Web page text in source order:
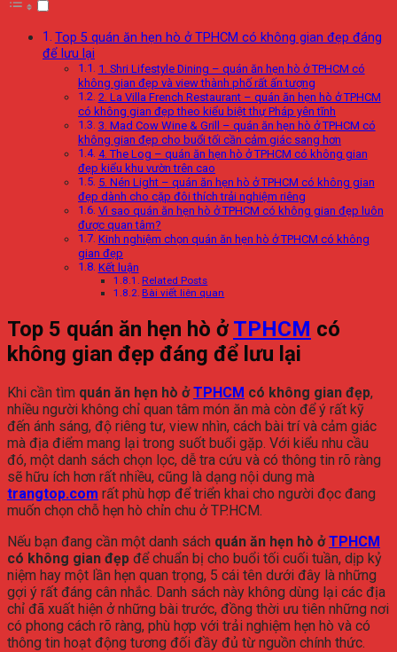
Top 5 quán ăn hẹn hò ở TPHCM có không gian đẹp đáng
để lưu lại
1. Shri Lifestyle Dining – quán ăn hẹn hò ở TPHCM có
không gian đẹp và view thành phố rất ấn tượng
2. La Villa French Restaurant – quán ăn hẹn hò ở TPHCM
có không gian đẹp theo kiểu biệt thự Pháp yên tĩnh
3. Mad Cow Wine & Grill – quán ăn hẹn hò ở TPHCM có
không gian đẹp cho buổi tối cần cảm giác sang hơn
4. The Log – quán ăn hẹn hò ở TPHCM có không gian
đẹp kiểu khu vườn trên cao
5. Nén Light – quán ăn hẹn hò ở TPHCM có không gian
đẹp dành cho cặp đôi thích trải nghiệm riêng
Vì sao quán ăn hẹn hò ở TPHCM có không gian đẹp luôn
được quan tâm?
Kinh nghiệm chọn quán ăn hẹn hò ở TPHCM có không
gian đẹp
Kết luận
Related Posts
Bài viết liên quan
Top 5 quán ăn hẹn hò ở TPHCM có
không gian đẹp đáng để lưu lại
Khi cần tìm quán ăn hẹn hò ởTPHCM có không gian đẹp,
nhiều người không chỉ quan tâm món ăn mà còn để ý rất kỹ
đến ánh sáng, độ riêng tư, view nhìn, cách bài trí và cảm giác
mà địa điểm mang lại trong suốt buổi gặp. Với kiểu nhu cầu
đó, một danh sách chọn lọc, dễ tra cứu và có thông tin rõ ràng
sẽ hữu ích hơn rất nhiều, cũng là dạng nội dung mà
trangtop.com rất phù hợp để triển khai cho người đọc đang
muốn chọn chỗ hẹn hò chỉn chu ở TP.HCM.
Nếu bạn đang cần một danh sách quán ăn hẹn hò ởTPHCM
có không gian đẹp để chuẩn bị cho buổi tối cuối tuần, dịp kỷ
niệm hay một lần hẹn quan trọng, 5 cái tên dưới đây là những
gợi ý rất đáng cân nhắc. Danh sách này không dùng lại các địa
chỉ đã xuất hiện ở những bài trước, đồng thời ưu tiên những nơi
có phong cách rõ ràng, phù hợp với trải nghiệm hẹn hò và có
thông tin hoạt động tương đối đầy đủ từ nguồn chính thức.